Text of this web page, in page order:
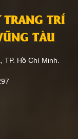
TRÍ
TÀU
Hồ Chí Minh.